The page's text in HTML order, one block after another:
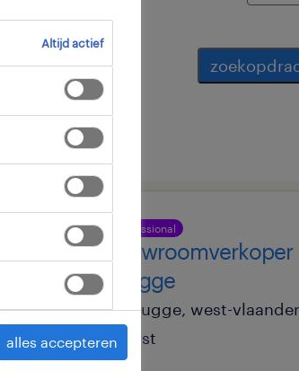
professional
showroomverkoper
brugge
brugge, west-
vast
Altijd actief
alles accepteren